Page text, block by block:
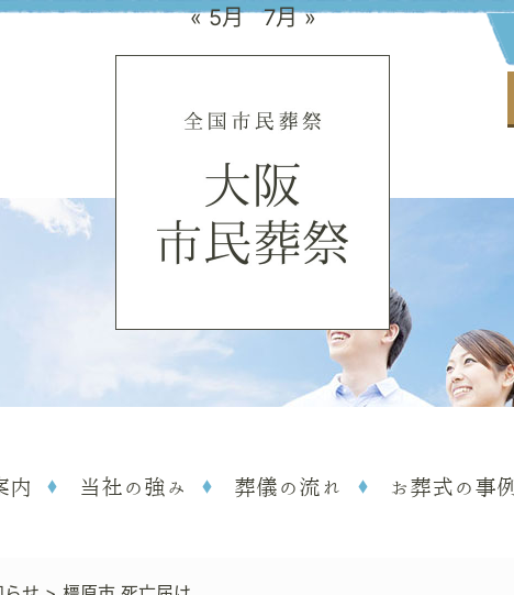
内 当社の強み 葬儀の流れ お葬式の事例
« 5月 7月 »